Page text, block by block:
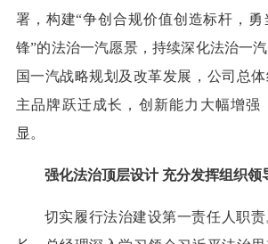
署，构建“争创合规价值创造标杆，
锋”的法治一汽愿景，持续深化法治一
国一汽战略规划及改革发展，公司总
主品牌跃迁成长，创新能力大幅增强
显。
强化法治顶层设计 充分发挥组织领
切实履行法治建设第一责任人职